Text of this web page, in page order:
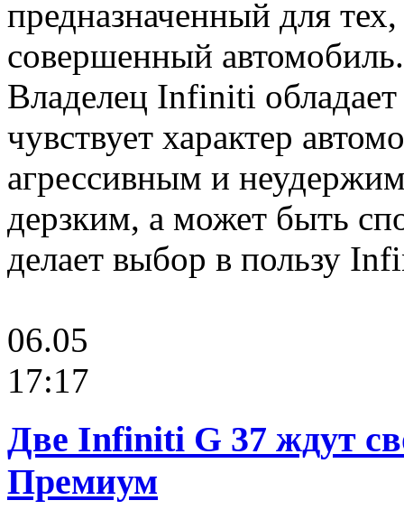
предназначенный для
совершенный автомобиль.
Владелец Infiniti
чувствует характер
агрессивным и
дерзким, а может быть
делает выбор в пользу
06.05
17:17
Две Infiniti G 37 ждут
Премиум